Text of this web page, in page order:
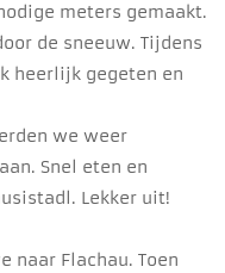
meters gemaakt.
de sneeuw. Tijdens
heerlijk gegeten en
we weer
Snel eten en
Lekker uit!
naar Flachau. Toen